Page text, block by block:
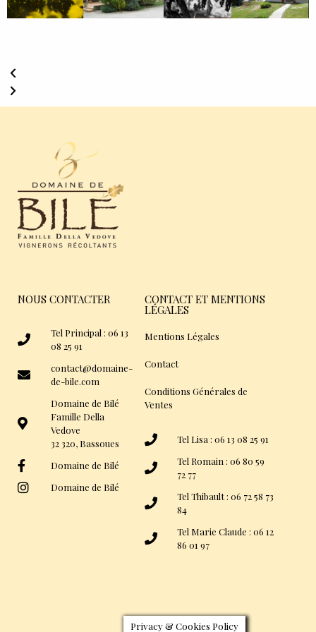
NOUS CONTACTER
Tel Principal : 06 13
08 25 91
contact@domaine-
de-bile.com
Domaine de Bilé
Famille Della
Vedove
32 320, Bassoues
Domaine de Bilé
Domaine de Bilé
CONTACT ET MENTIONS
LÉGALES
Mentions Légales
Contact
Conditions Générales de
Ventes
Tel Lisa : 06 13 08 25 91
Tel Romain : 06 80 59
72 77
Tel Thibault : 06 72 58 73
84
Tel Marie Claude : 06 12
86 01 97
Privacy & Cookies Policy